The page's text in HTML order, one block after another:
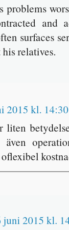
problems
and
surfaces
relatives.
2015 kl. 14:30
även
juni 2015 kl.